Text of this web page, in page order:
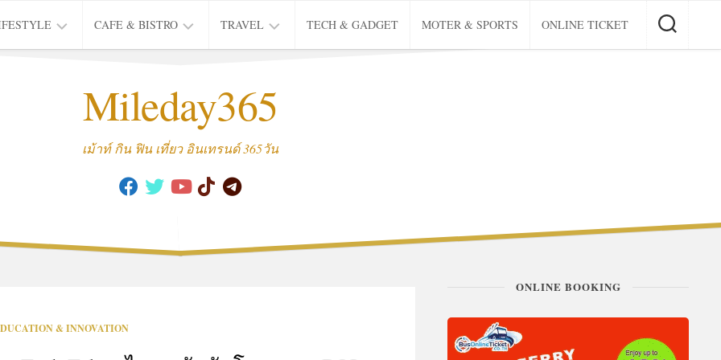
CAFE & BISTRO
CAFE
TRAVEL
THAI
TRIP
TECH & GADGET MOTER & SPORTS ONLINE TICKET
Mileday365
เม้าท์ กิน ฟิน เที่ยว อินเทรนด์ 365วัน
& INNOVATION
ONLINE BOOKING